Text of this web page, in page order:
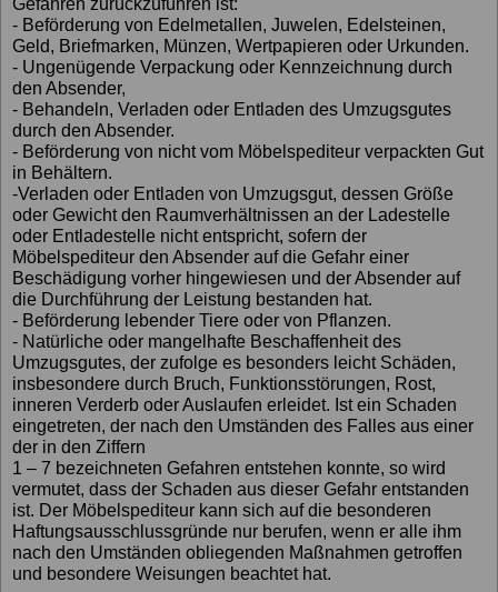
Gefahren zurückzuführen ist:
- Beförderung von Edelmetallen, Juwelen, Edelsteinen,
Geld, Briefmarken, Münzen, Wertpapieren oder Urkunden.
- Ungenügende Verpackung oder Kennzeichnung durch
den Absender,
- Behandeln, Verladen oder Entladen des Umzugsgutes
durch den Absender.
- Beförderung von nicht vom Möbelspediteur verpackten Gut
in Behältern.
-Verladen oder Entladen von Umzugsgut, dessen Größe
oder Gewicht den Raumverhältnissen an der Ladestelle
oder Entladestelle nicht entspricht, sofern der
Möbelspediteur den Absender auf die Gefahr einer
Beschädigung vorher hingewiesen und der Absender auf
die Durchführung der Leistung bestanden hat.
- Beförderung lebender Tiere oder von Pflanzen.
- Natürliche oder mangelhafte Beschaffenheit des
Umzugsgutes, der zufolge es besonders leicht Schäden,
insbesondere durch Bruch, Funktionsstörungen, Rost,
inneren Verderb oder Auslaufen erleidet. Ist ein Schaden
eingetreten, der nach den Umständen des Falles aus einer
der in den Ziffern
1 – 7 bezeichneten Gefahren entstehen konnte, so wird
vermutet, dass der Schaden aus dieser Gefahr entstanden
ist. Der Möbelspediteur kann sich auf die besonderen
Haftungsausschlussgründe nur berufen, wenn er alle ihm
nach den Umständen obliegenden Maßnahmen getroffen
und besondere Weisungen beachtet hat.